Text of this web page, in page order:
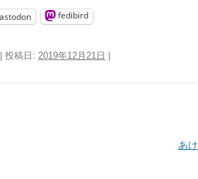
fedibird
投稿日: 2019年12月21日
あ